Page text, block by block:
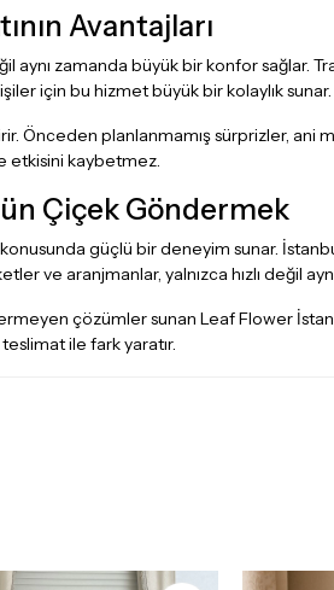
Avantajları
aynı zamanda büyük bir konfor sağlar.
için bu hizmet büyük bir kolaylık sunar.
Önceden planlanmamış sürprizler, ani
etkisini kaybetmez.
Çiçek Göndermek
güçlü bir deneyim sunar.
ve aranjmanlar, yalnızca hızlı değil
çözümler sunan Leaf Flower
ile fark yaratır.